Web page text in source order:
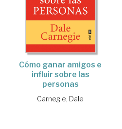
Cómo ganar amigos e
influir sobre las
personas
Carnegie, Dale